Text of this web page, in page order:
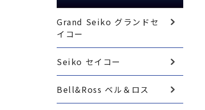
Grand Seiko グランドセ
イコー
Seiko セイコー
Bell&Ross ベル＆ロス